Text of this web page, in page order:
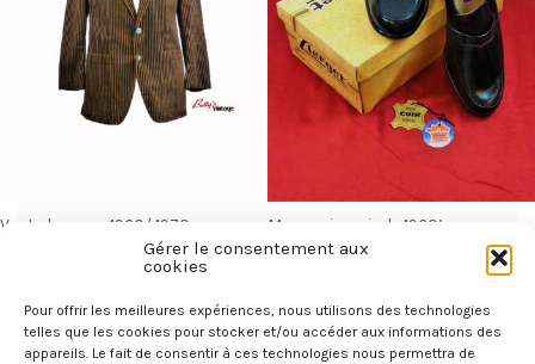
Gérer le consentement aux
cookies
Pour offrir les meilleures expériences, nous utilisons des technologies
telles que les cookies pour stocker et/ou accéder aux informations des
appareils. Le fait de consentir à ces technologies nous permettra de
Veste homme 1960/ 1970 en
velours marron, made in
60,00€
LIRE LA SUITE
Mocassin noir de 1960’s
CLERGET made in France
85,00€
LIRE LA SUITE